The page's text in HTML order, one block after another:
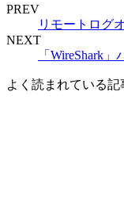
PREV
リモートログ
NEXT
「WireShark
よく読まれている記